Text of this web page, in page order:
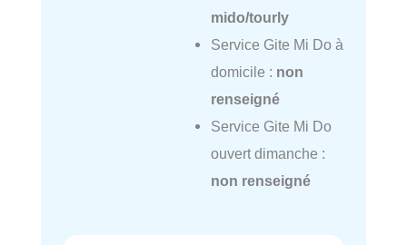
mido/tourly
Service Gite Mi Do à
domicile : non
renseigné
Service Gite Mi Do
ouvert dimanche :
non renseigné